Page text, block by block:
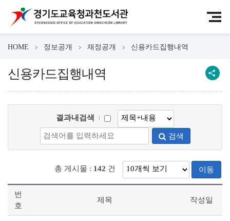
HOME 정보공개 재정공개 신용카드집행내역
신용카드집행내역
결과내검색
검색
총 게시물 : 142 건 이동
번
호
제목 작성일